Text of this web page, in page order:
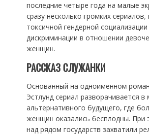
последние четыре года на малые
сразу несколько громких
токсичной гендерной социализации
дискриминации в отношении
женщин.
РАССКАЗ СЛУЖАНКИ
Основанный на одноименном
Эстлунд сериал разворачивается в
альтернативного будущего, где
женщин оказались бесплодны. При
над рядом государств захватили